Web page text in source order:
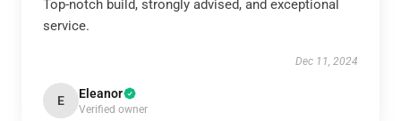
Top-notch build, strongly advised, and exceptional
service.
Dec 11, 2024
E Eleanor
Verified owner